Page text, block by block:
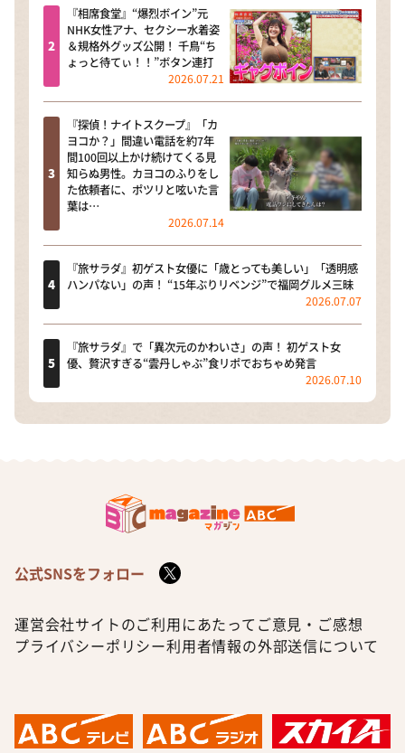
『相席食堂』“爆烈ボイン”元
NHK女性アナ、セクシー水着姿
＆規格外グッズ公開！ 千鳥“ち
ょっと待てぃ！！”ボタン連打
2026.07.21
『探偵！ナイトスクープ』「カ
ヨコか？」間違い電話を約7年
間100回以上かけ続けてくる見
知らぬ男性。カヨコのふりをし
た依頼者に、ポツリと呟いた言
葉は…
2026.07.14
『旅サラダ』初ゲスト女優に「歳とっても美しい」「透明感
ハンパない」の声！ “15年ぶりリベンジ”で福岡グルメ三昧
2026.07.07
『旅サラダ』で「異次元のかわいさ」の声！ 初ゲスト女
優、贅沢すぎる“雲丹しゃぶ”食リポでおちゃめ発言
2026.07.10
公式SNSをフォロー
運営会社サイトのご利用にあたって ご意見・ご感想
プライバシーポリシー利用者情報の外部送信について